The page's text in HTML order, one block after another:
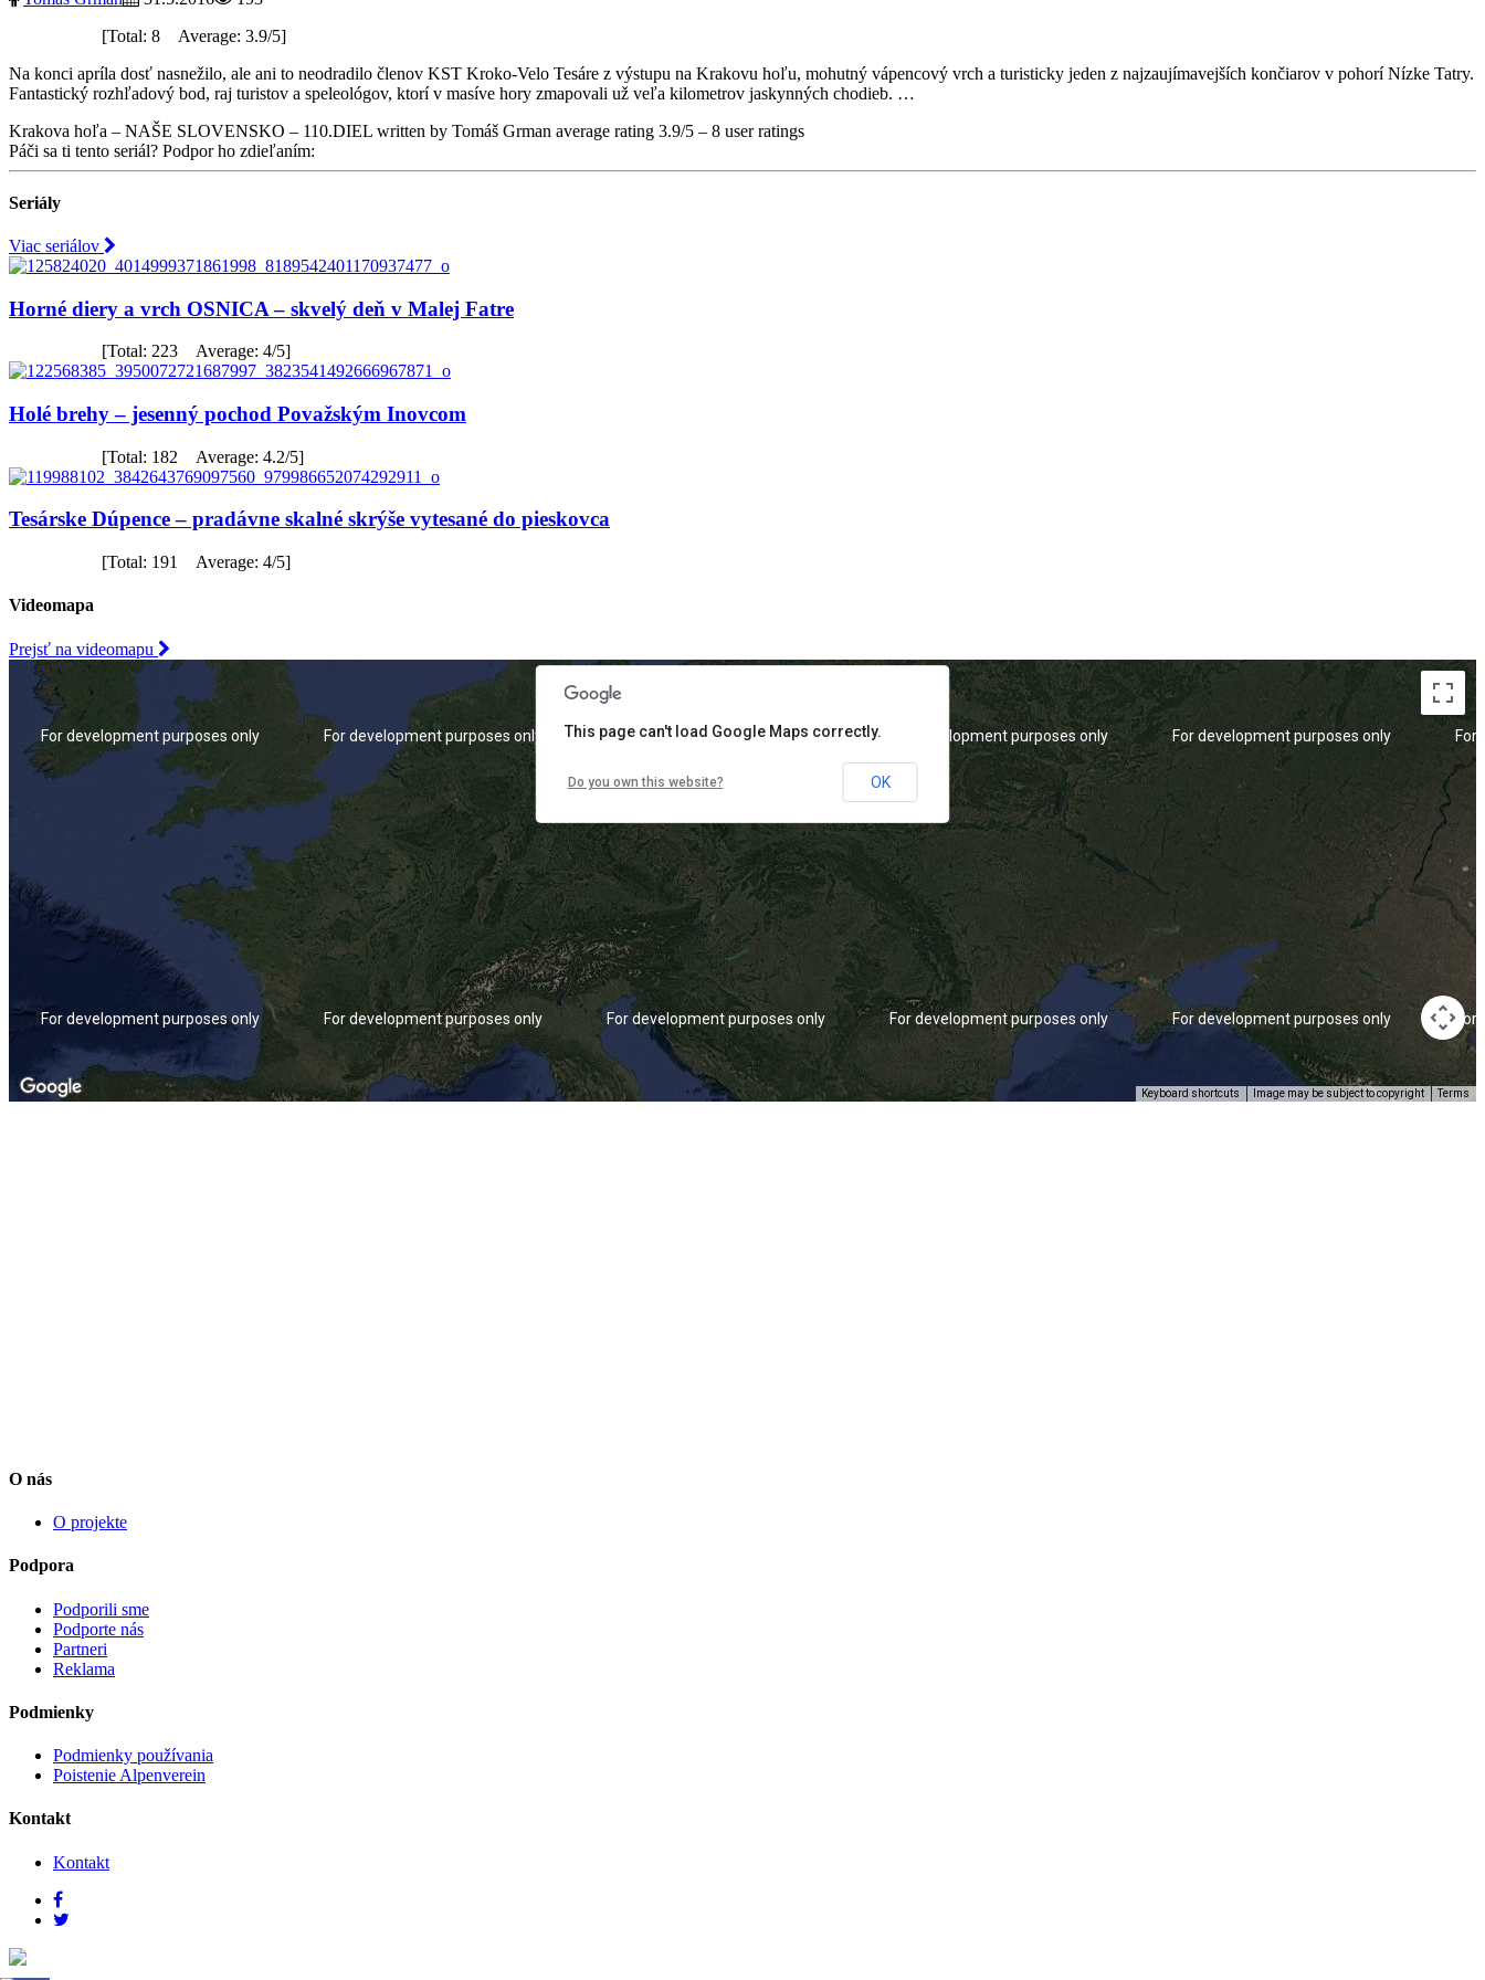
[Total: 8 Average: 3.9/5]
Na konci apríla dosť nasnežilo, ale ani to neodradilo členov KST Kroko-Velo Tesáre z výstupu na Krakovu hoľu, mohutný vápencový vrch a turisticky jeden z najzaujímavejších končiarov v pohoríNízke Tatry.
Fantastický rozhľadový bod, raj turistov a speleológov, ktorí v masíve hory zmapovali už veľa kilometrov jaskynných chodieb. …
Krakova hoľa – NAŠE SLOVENSKO – 110.DIEL written by Tomáš Grman average rating 3.9/5 – 8 user ratings
Páči sa ti tento seriál? Podpor ho zdieľaním:
Seriály
Viac seriálov
Horné diery a vrch OSNICA – skvelý deň v Malej Fatre
[Total: 223 Average: 4/5]
Holé brehy – jesenný pochod Považským Inovcom
[Total: 182 Average: 4.2/5]
Tesárske Dúpence – pradávne skalné skrýše vytesané do pieskovca
[Total: 191 Average: 4/5]
Videomapa
Prejsť na videomapu
For development purposes only
For development purposes only
For development purposes only For development purposes only For
For development purposes only
For development purposes only
For development purposes only
For development purposes only
For development purposes only For
For development purposes only
Keyboard shortcuts Image may be subject to copyright Terms
This page can't load Google Maps correctly.
Do you own this website? OK
O nás
O projekte
Podpora
Podporili sme
Podporte nás
Partneri
Reklama
Podmienky
Podmienky používania
Poistenie Alpenverein
Kontakt
Kontakt